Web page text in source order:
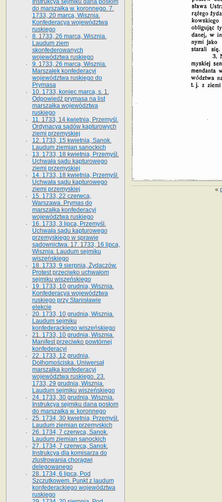
«
Instrukcya sejmiku dana posłom
do marszałka w. koronnego. 7.
1733, 20 marca, Wisznia.
Konfederacya województwa
ruskiego
8. 1733, 26 marca, Wisznia.
Laudum ziem
skonfederowanych
województwa ruskiego
9. 1733, 26 marca, Wisznia.
Marszałek konfederacyi
województwa ruskiego do
Prymasa
10. 1733, koniec marca, s. 1.
Odpowiedź prymasa na list
marszałka województwa
ruskiego
11. 1733, 14 kwietnia, Przemyśl.
Ordynacya sądów kapturowych
ziemi przemyskiej
12. 1733, 15 kwietnia, Sanok.
Laudum ziemian sanockich
13. 1733, 18 kwietnia, Przemyśl.
Uchwała sądu kapturowego
ziemi przemyskiej
14. 1733, 18 kwietnia, Przemyśl.
Uchwała sądu kapturowego
ziemi przemyskiej
15. 1733, 22 czerwca,
Warszawa. Prymas do
marszałka konfederacyi
województwa ruskiego
16. 1733, 3 lipca, Przemyśl.
Uchwała sądu kapturowego
przemyskiego w sprawie
sądownictwa. 17. 1733, 16 lipca,
Wisznia. Laudum sejmiku
wiszeńskiego
18. 1733, 9 sierpnia, Żydaczów.
Protest przeciwko uchwałom
sejmiku wiszeńskiego
19. 1733, 10 grudnia, Wisznia.
Konfederacya województwa
ruskiego przy Stanisławie
elekcie
20. 1733, 10 grudnia, Wisznia.
Laudum sejmiku
konfederackiego wiszeńskiego
21. 1733, 10 grudnia, Wisznia.
Manifest przeciwko powtórnej
konfederacyi
22. 1733, 12 grudnia,
Dołhomościska. Uniwersał
marszałka konfederacyi
województwa ruskiego. 23.
1733, 29 grudnia, Wisznia.
Laudum sejmiku wiszeńskiego
24. 1733, 30 grudnia, Wisznia.
Instrukcya sejmiku dana posłom
do marszałka w. koronnego
25. 1734, 30 kwietnia, Przemyśl.
Laudum ziemian przemyskich
26. 1734, 7 czerwca, Sanok.
Laudum ziemian sanockich
27. 1734, 7 czerwca, Sanok.
Instrukcya dla komisarza do
zlustrowania chorągwi
delegowanego
28. 1734, 6 lipca, Pod
Szczutkowem. Punkt z laudum
konfederackiego województwa
ruskiego